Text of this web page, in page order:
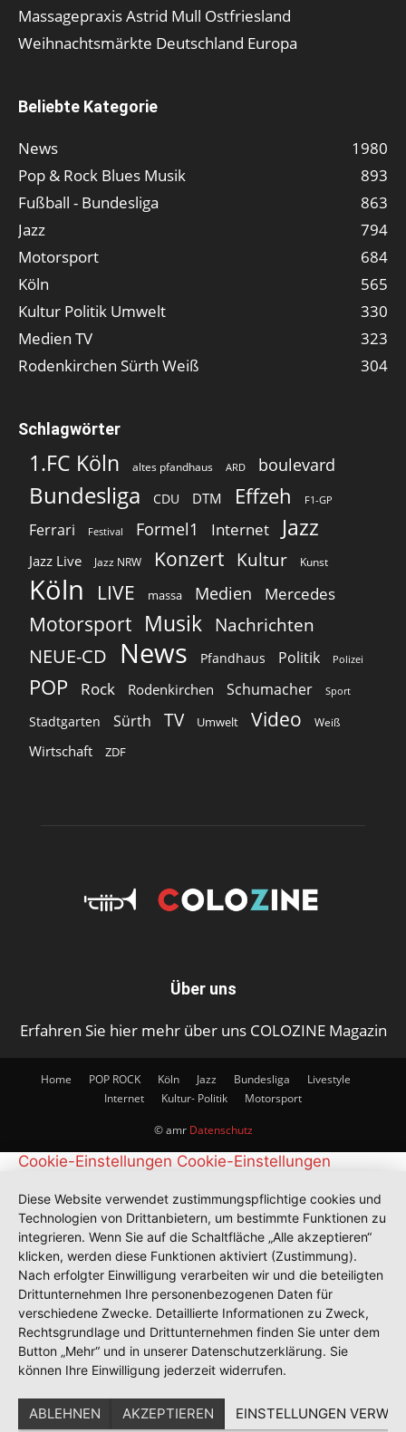
Massagepraxis Astrid Mull Ostfriesland
Weihnachtsmärkte Deutschland Europa
Beliebte Kategorie
News
1980
Pop & Rock Blues Musik
893
Fußball - Bundesliga
863
Jazz
794
Motorsport
684
Köln
565
Kultur Politik Umwelt
330
Medien TV
323
Rodenkirchen Sürth Weiß
304
Schlagwörter
1.FC Köln altes pfandhaus ARD boulevard
Bundesliga CDU DTM Effzeh F1-GP
Ferrari Festival Formel1 Internet Jazz
Jazz Live Jazz NRW Konzert Kultur Kunst
Köln LIVE massa Medien Mercedes
Motorsport Musik Nachrichten
NEUE-CD
News Pfandhaus Politik Polizei
POP Rock Rodenkirchen Schumacher Sport
Stadtgarten Sürth TV Umwelt Video Weiß
Wirtschaft ZDF
Über uns
Erfahren Sie hier mehr über uns COLOZINE Magazin
Home POP ROCK Köln Jazz Bundesliga
Livestyle
Internet
Kultur- Politik Motorsport
© amr Datenschutz
Cookie-Einstellungen Cookie-Einstellungen
Diese Website verwendet zustimmungspflichtige cookies und
Technologien von Drittanbietern, um bestimmte Funktionen zu
integrieren. Wenn Sie auf die Schaltfläche „Alle akzeptieren“
klicken, werden diese Funktionen aktiviert (Zustimmung).
Nach erfolgter Einwilligung verarbeiten wir und die beteiligten
Drittunternehmen Ihre personenbezogenen Daten für
verschiedene Zwecke. Detaillierte Informationen zu Zweck,
Rechtsgrundlage und Drittunternehmen finden Sie unter dem
Button „Mehr“ und in unserer Datenschutzerklärung. Sie
können Ihre Einwilligung jederzeit widerrufen.
ABLEHNEN AKZEPTIEREN EINSTELLUNGEN